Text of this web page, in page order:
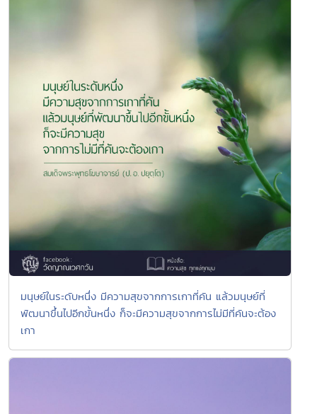
มนุษย์ในระดับหนึ่ง มีความสุขจากการเกาที่คัน แล้วมนุษย์ที่
พัฒนาขึ้นไปอีกขั้นหนึ่ง ก็จะมีความสุขจากการไม่มีที่คันจะต้อง
เกา